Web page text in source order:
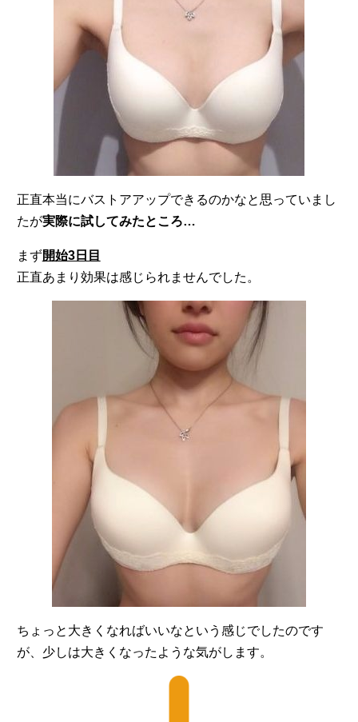
正直本当にバストアアップできるのかなと思っていまし
たが実際に試してみたところ…
まず開始3日目
正直あまり効果は感じられませんでした。
ちょっと大きくなればいいなという感じでしたのです
が、少しは大きくなったような気がします。